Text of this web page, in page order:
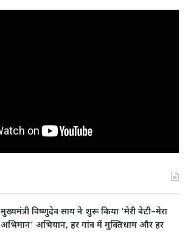
मुख्यमंत्री विष्णुदेव साय ने शुरू किया ‘मेरी बेटी–मेरा
अभिमान’ अभियान, हर गांव में मुक्तिधाम और हर